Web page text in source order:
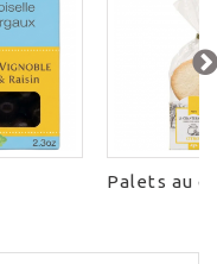
Palets au